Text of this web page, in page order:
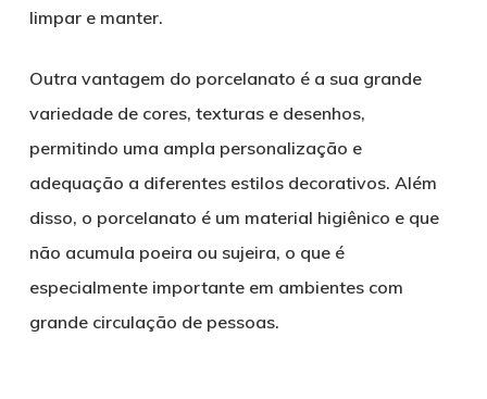
limpar e manter.
Outra vantagem do porcelanato é a sua grande
variedade de cores, texturas e desenhos,
permitindo uma ampla personalização e
adequação a diferentes estilos decorativos. Além
disso, o porcelanato é um material higiênico e que
não acumula poeira ou sujeira, o que é
especialmente importante em ambientes com
grande circulação de pessoas.